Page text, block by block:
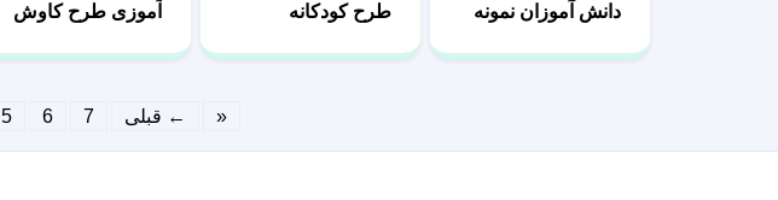
دانش آموزان نمونه
طرح کودکانه
آموزی طرح کاوش
« ← قبلی 5 6 7